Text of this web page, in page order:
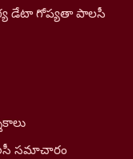
డేటా గోప్యతా పాలసీ
సమాచారం